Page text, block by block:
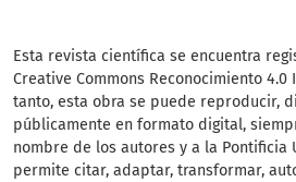
Esta revista científica se encuentra
Creative Commons Reconocimiento
tanto, esta obra se puede reproducir,
públicamente en formato digital,
nombre de los autores y a la Pontificia
permite citar, adaptar, transformar,